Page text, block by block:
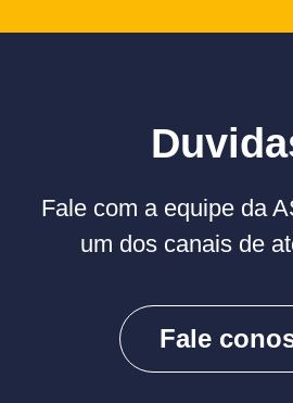
Fale com a equipe da
um dos canais de
Fale